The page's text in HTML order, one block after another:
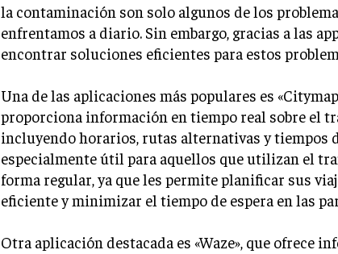
la contaminación son solo algunos de los
enfrentamos a diario. Sin embargo, gracias a las
encontrar soluciones eficientes para estos
Una de las aplicaciones más populares es
proporciona información en tiempo real sobre el
incluyendo horarios, rutas alternativas y tiempos
especialmente útil para aquellos que utilizan el
forma regular, ya que les permite planificar sus
eficiente y minimizar el tiempo de espera en las
Otra aplicación destacada es «Waze», que ofrece